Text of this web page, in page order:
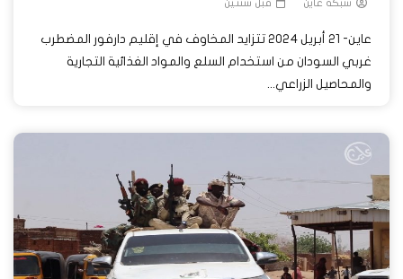
شبكة عاين قبل سنتين
عاين- 21 أبريل 2024 تتزايد المخاوف في إقليم دارفور المضطرب
غربي السودان من استخدام السلع والمواد الغذائية التجارية
والمحاصيل الزراعي...